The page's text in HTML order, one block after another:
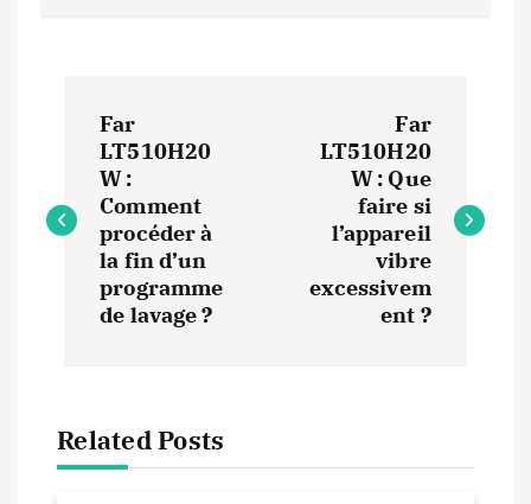
v
t
Far
LT510H20
W :
Comment
procéder à
la fin d’un
programme
de lavage ?
Far
LT510H20
W : Que
faire si
l’appareil
vibre
excessivem
ent ?
Related Posts